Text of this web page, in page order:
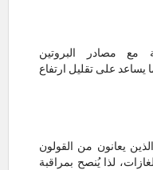
مع مصادر البروتين
على تقليل ارتفاع
يعانون من القولون
لذا يُنصح بمراقبة